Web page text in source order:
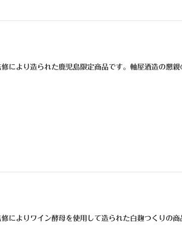
により造られた鹿児島限定商品です。軸屋酒造の懇親
によりワイン酵母を使用して造られた白麹つくりの商